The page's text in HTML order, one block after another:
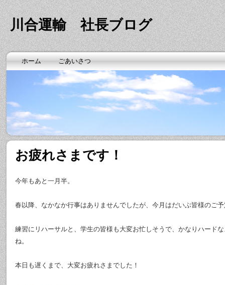
川合運輸 社長ブログ
ホーム ごあいさつ
お疲れさまです！
今年もあと一月半。
春以降、なかなか行事はありませんでしたが、今月はだいぶ皆様のご
練習にリハーサルと、学生の皆様も大変お忙しそうで、かなりハード
ね。
本日も遅くまで、大変お疲れさまでした！